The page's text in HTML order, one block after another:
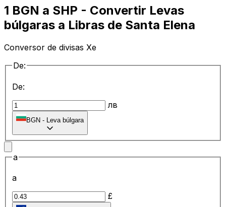
1 BGN a SHP - Convertir Levas
búlgaras a Libras de Santa Elena
Conversor de divisas Xe
De:
De:
лв
BGN - Leva búlgara
a
a
£